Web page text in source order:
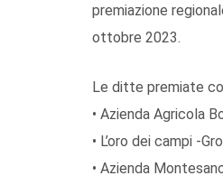
premiazione
ottobre 2023.
Le ditte premiate
• Azienda Agricola
• L’oro dei campi -
• Azienda